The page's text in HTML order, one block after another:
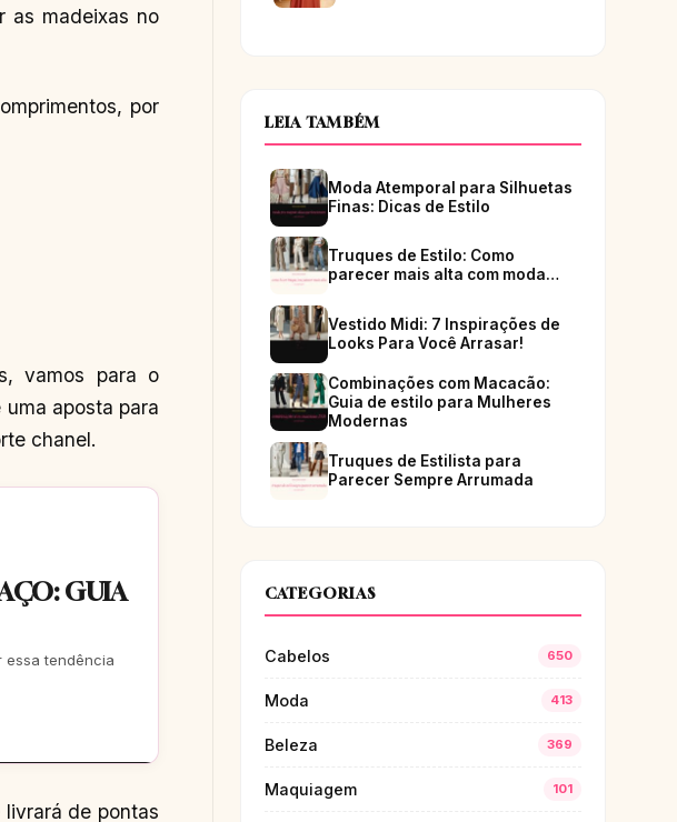
as madeixas no
por
vamos para o
aposta para
chanel.
GUIA
essa tendência
de pontas
LEIA TAMBÉM
Moda Atemporal para Silhuetas
Finas: Dicas de Estilo
Truques de Estilo: Como
parecer mais alta com moda…
Vestido Midi: 7 Inspirações de
Looks Para Você Arrasar!
Combinações com Macacão:
Guia de estilo para Mulheres
Modernas
Truques de Estilista para
Parecer Sempre Arrumada
CATEGORIAS
Cabelos 650
Moda 413
Beleza 369
Maquiagem 101